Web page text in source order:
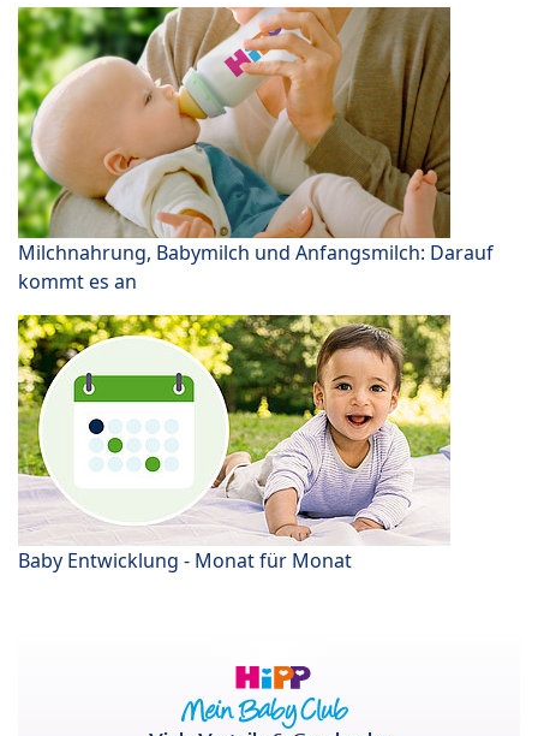
Milchnahrung, Babymilch und Anfangsmilch: Darauf
kommt es an
Baby Entwicklung - Monat für Monat